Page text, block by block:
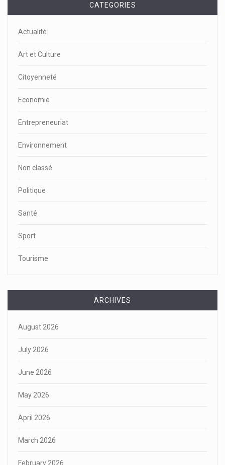
CATEGORIES
Actualité
Art et Culture
Citoyenneté
Economie
Entrepreneuriat
Environnement
Non classé
Politique
Santé
Sport
Tourisme
ARCHIVES
August 2026
July 2026
June 2026
May 2026
April 2026
March 2026
February 2026